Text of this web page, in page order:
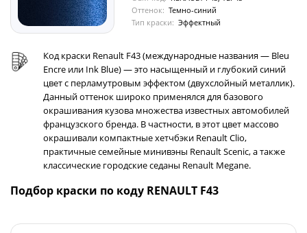
Оттенок: Темно-синий
Тип краски: Эффектный
Код краски Renault F43 (международные названия — Bleu
Encre или Ink Blue) — это насыщенный и глубокий синий
цвет с перламутровым эффектом (двухслойный металлик).
Данный оттенок широко применялся для базового
окрашивания кузова множества известных автомобилей
французского бренда. В частности, в этот цвет массово
окрашивали компактные хетчбэки Renault Clio,
практичные семейные минивэны Renault Scenic, а также
классические городские седаны Renault Megane.
Подбор краски по коду RENAULT F43